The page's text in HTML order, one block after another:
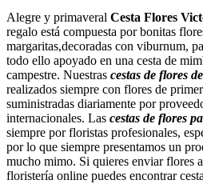
Alegre y primaveral Cesta Flores
regalo está compuesta por bonitas
margaritas,decoradas con viburnum,
todo ello apoyado en una cesta de
campestre. Nuestras cestas de flores
realizados siempre con flores de
suministradas diariamente por
internacionales. Las cestas de flores
siempre por floristas profesionales,
por lo que siempre presentamos un
mucho mimo. Si quieres enviar flores
floristería online puedes encontrar